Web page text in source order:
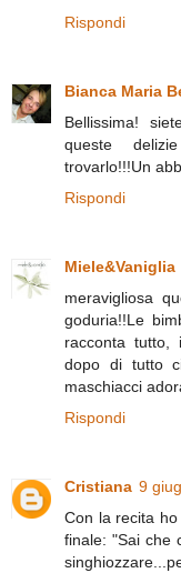
Rispondi
Bianca Maria
Bellissima!
queste
trovarlo!!!Un
Rispondi
Miele&Vaniglia
meravigliosa
goduria!!Le
racconta tutto,
dopo di tutto
maschiacci
Rispondi
Cristiana 9
Con la recita
finale: "Sai che